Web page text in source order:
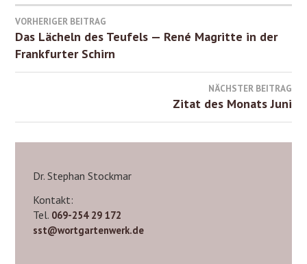
Beitrags-
Navigation
VORHERIGER BEITRAG
Das Lächeln des Teufels — René Magritte in der
Frankfurter Schirn
NÄCHSTER BEITRAG
Zitat des Monats Juni
Dr. Stephan Stockmar
Kontakt:
Tel. 069-254 29 172
sst@wortgartenwerk.de